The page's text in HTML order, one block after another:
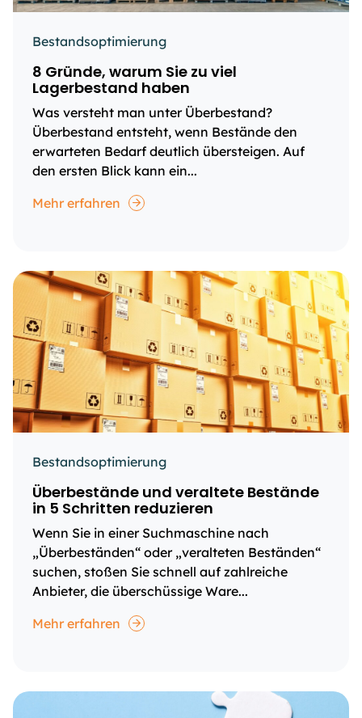
Bestandsoptimierung
8 Gründe, warum Sie zu viel
Lagerbestand haben
Was versteht man unter Überbestand?
Überbestand entsteht, wenn Bestände den
erwarteten Bedarf deutlich übersteigen. Auf
den ersten Blick kann ein...
Mehr erfahren
Bestandsoptimierung
Überbestände und veraltete Bestände
in 5 Schritten reduzieren
Wenn Sie in einer Suchmaschine nach
„Überbeständen“ oder „veralteten Beständen“
suchen, stoßen Sie schnell auf zahlreiche
Anbieter, die überschüssige Ware...
Mehr erfahren